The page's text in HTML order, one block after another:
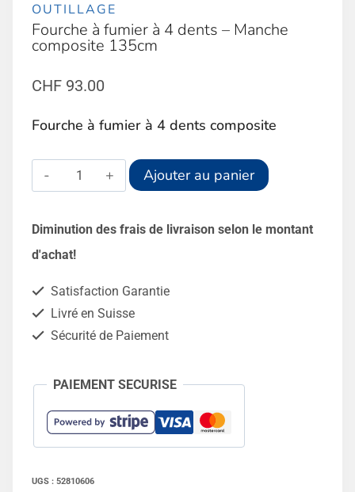
OUTILLAGE
Fourche à fumier à 4 dents – Manche
composite 135cm
CHF 93.00
Fourche à fumier à 4 dents composite
quantité
de
Fourche
à
à
composite
135cm
Ajouter au panier
Diminution des frais de livraison selon le montant
d'achat!
Satisfaction Garantie
Livré en Suisse
Sécurité de Paiement
PAIEMENT SECURISE
UGS : 52810606